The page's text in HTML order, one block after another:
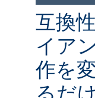
互換
イア
作を
るだ